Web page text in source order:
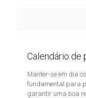
Calendário de
Manter-se em dia
fundamental para
garantir uma boa